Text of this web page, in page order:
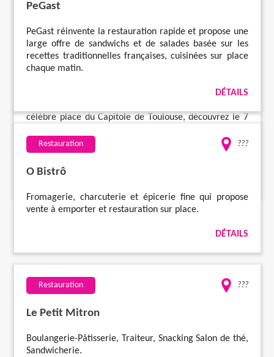
Restauration ???
célèbre place du Capitole de Toulouse, découvrez le 7
vous réserve le Chef à chaque saison, autour de
produits du marché.
PeGast
PeGast réinvente la restauration rapide et propose une
large offre de sandwichs et de salades basée sur les
recettes traditionnelles françaises, cuisinées sur place
chaque matin.
DÉTAILS
Restauration ???
O Bistrô
Fromagerie, charcuterie et épicerie fine qui propose
vente à emporter et restauration sur place.
DÉTAILS
Restauration ???
Le Petit Mitron
Boulangerie-Pâtisserie, Traiteur, Snacking Salon de thé,
Sandwicherie.